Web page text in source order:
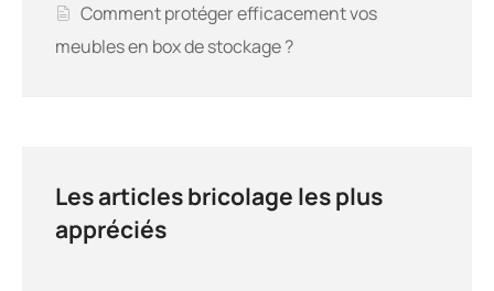
Comment protéger efficacement vos
meubles en box de stockage ?
Les articles bricolage les plus
appréciés